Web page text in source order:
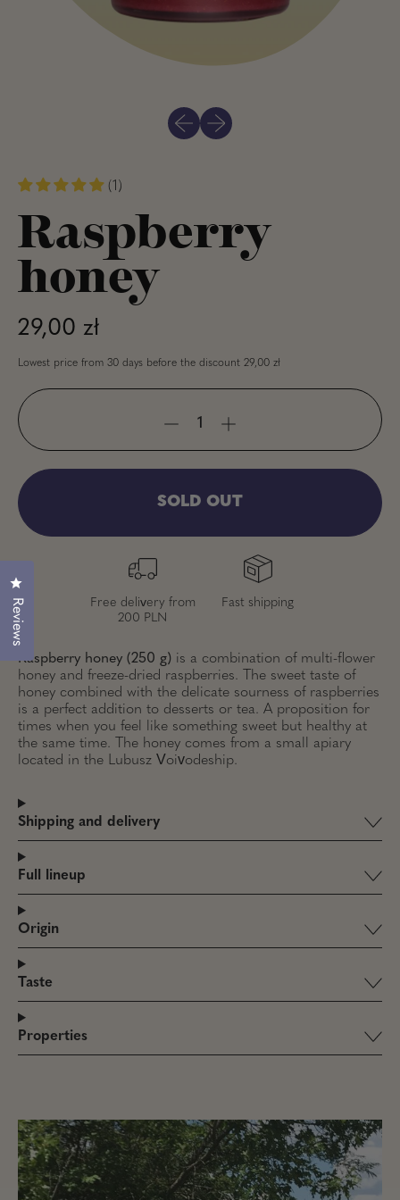
Previous slide
Next slide
(1)
Raspberry
honey
Regular price
29,00 zł
Lowest price from 30 days before the discount 29,00 zł
SOLD OUT
Free delivery from
200 PLN
Fast shipping
Raspberry honey (250 g) is a combination of multi-flower
honey and freeze-dried raspberries. The sweet taste of
honey combined with the delicate sourness of raspberries
is a perfect addition to desserts or tea. A proposition for
times when you feel like something sweet but healthy at
the same time. The honey comes from a small apiary
located in the Lubusz Voivodeship.
Shipping and delivery
Full lineup
Origin
Taste
Properties
Reviews
Click to open the reviews dialog